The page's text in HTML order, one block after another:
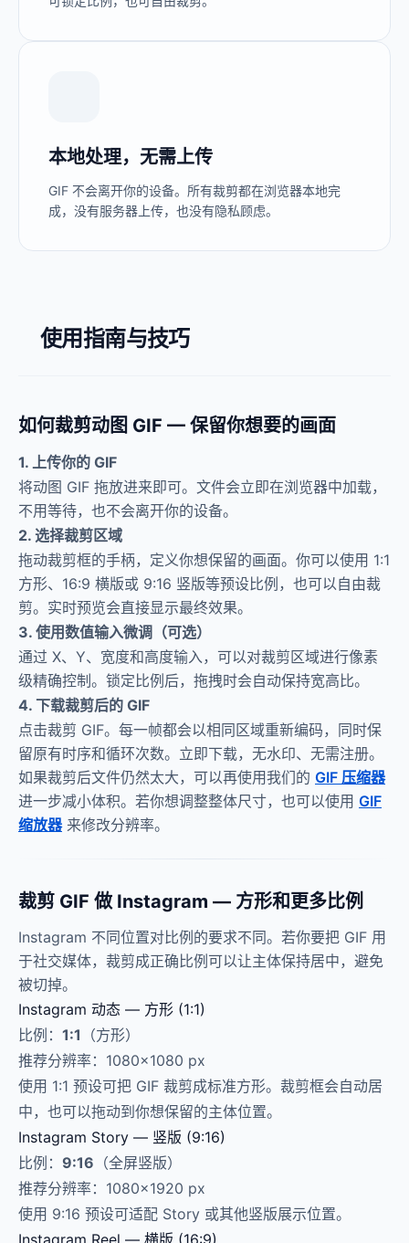
本地处理，无需上传
GIF 不会离开你的设备。所有裁剪都在浏览器本地完
成，没有服务器上传，也没有隐私顾虑。
使用指南与技巧
如何裁剪动图 GIF — 保留你想要的画面
1. 上传你的 GIF
将动图 GIF 拖放进来即可。文件会立即在浏览器中加载，
不用等待，也不会离开你的设备。
2. 选择裁剪区域
拖动裁剪框的手柄，定义你想保留的画面。你可以使用 1:1
方形、16:9 横版或 9:16 竖版等预设比例，也可以自由裁
剪。实时预览会直接显示最终效果。
3. 使用数值输入微调（可选）
通过 X、Y、宽度和高度输入，可以对裁剪区域进行像素
级精确控制。锁定比例后，拖拽时会自动保持宽高比。
4. 下载裁剪后的 GIF
点击裁剪 GIF。每一帧都会以相同区域重新编码，同时保
留原有时序和循环次数。立即下载，无水印、无需注册。
如果裁剪后文件仍然太大，可以再使用我们的 GIF 压缩器
进一步减小体积。若你想调整整体尺寸，也可以使用 GIF
缩放器来修改分辨率。
裁剪 GIF 做 Instagram — 方形和更多比例
Instagram 不同位置对比例的要求不同。若你要把 GIF 用
于社交媒体，裁剪成正确比例可以让主体保持居中，避免
被切掉。
Instagram 动态 — 方形 (1:1)
比例： 1:1 （方形）
推荐分辨率：1080×1080 px
使用 1:1 预设可把 GIF 裁剪成标准方形。裁剪框会自动居
中，也可以拖动到你想保留的主体位置。
Instagram Story — 竖版 (9:16)
比例： 9:16 （全屏竖版）
推荐分辨率：1080×1920 px
使用 9:16 预设可适配 Story 或其他竖版展示位置。
Instagram Reel — 横版 (16:9)